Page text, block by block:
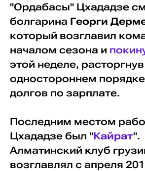
"Ордабасы" Цхададзе
болгарина Георги
который возглавил
началом сезона и
этой неделе,
одностороннем
долгов по зарплате.
Последним местом
Цхададзе был "Кайрат".
Алматинский клуб
возглавлял с апреля